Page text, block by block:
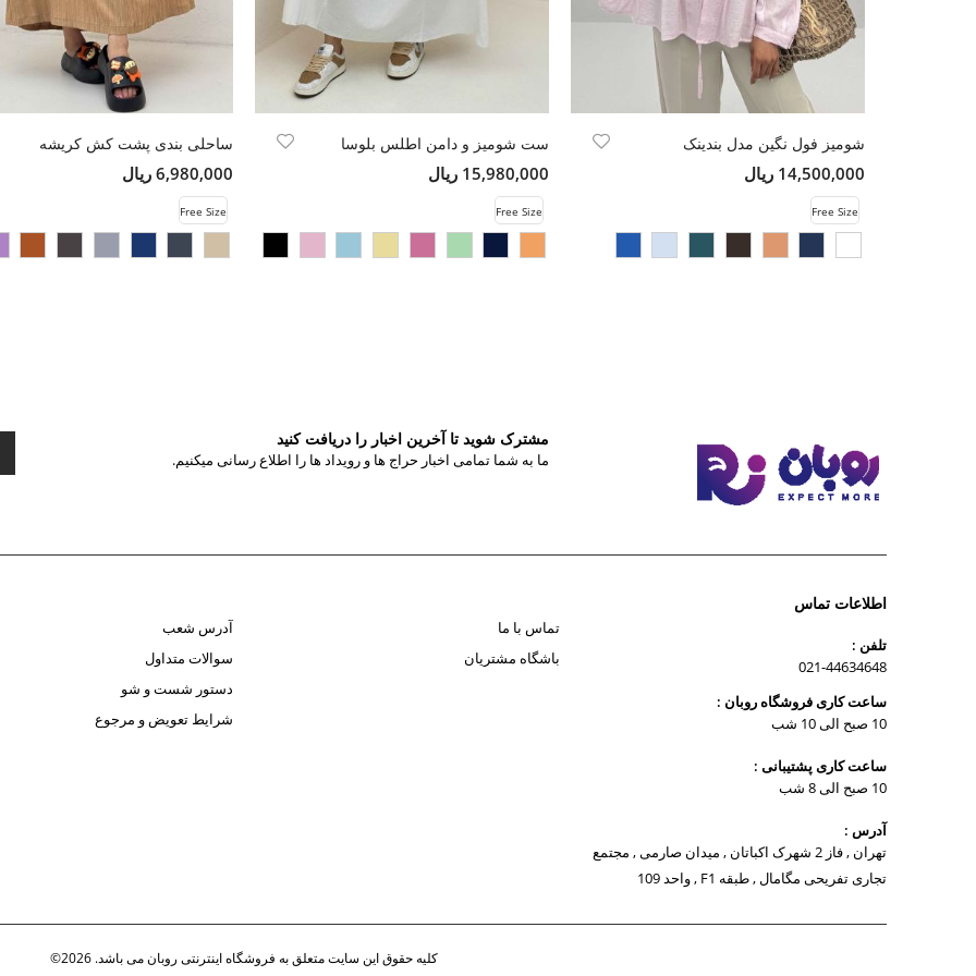
شومیز فول نگین مدل بندینک
14,500,000 ریال
Free Size
ست شومیز و دامن اطلس بلوسا
15,980,000 ریال
Free Size
ساحلی بندی پشت کش کریشه
6,980,000 ریال
Free Size
مشترک شوید تا آخرین اخبار را دریافت کنید
ما به شما تمامی اخبار حراج ها و رویداد ها را اطلاع رسانی میکنیم.
اطلاعات تماس
تلفن :
021-44634648
ساعت کاری فروشگاه روبان :
10 صبح الی 10 شب
ساعت کاری پشتیبانی :
10 صبح الی 8 شب
آدرس :
تهران , فاز 2 شهرک اکباتان , میدان صارمی , مجتمع
تجاری تفریحی مگامال , طبقه F1 , واحد 109
تماس با ما
باشگاه مشتریان
آدرس شعب
سوالات متداول
دستور شست و شو
شرایط تعویض و مرجوع
کلیه حقوق این سایت متعلق به فروشگاه اینترنتی روبان می باشد. 2026©